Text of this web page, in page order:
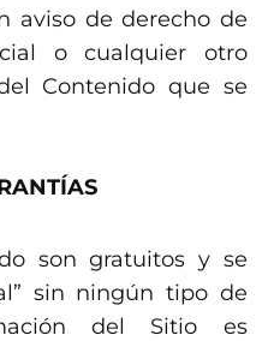
aviso de derecho de
o cualquier otro
Contenido que se
son gratuitos y se
sin ningún tipo de
del Sitio es